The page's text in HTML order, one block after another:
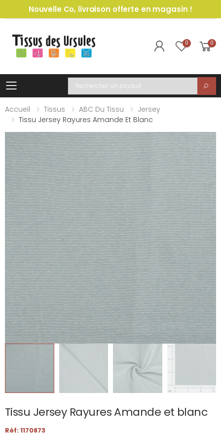
Nouvelle Co, livraison offerte en magasin !
0 0
Toggle mobile menu
Recherche
Accueil
Tissus ABC Du Tissu
Jersey
Tissu Jersey Rayures Amande Et Blanc
Tissu Jersey Rayures Amande et blanc
Réf: 1170873